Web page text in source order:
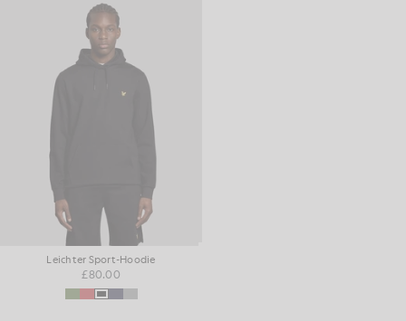
Leichter Sport-Hoodie
£80.00